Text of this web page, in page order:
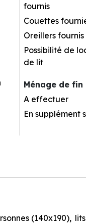
fournis
Couettes
Oreillers fournis
Possibilité de
de lit
Ménage de
A effectuer
En supplément
(140x190)